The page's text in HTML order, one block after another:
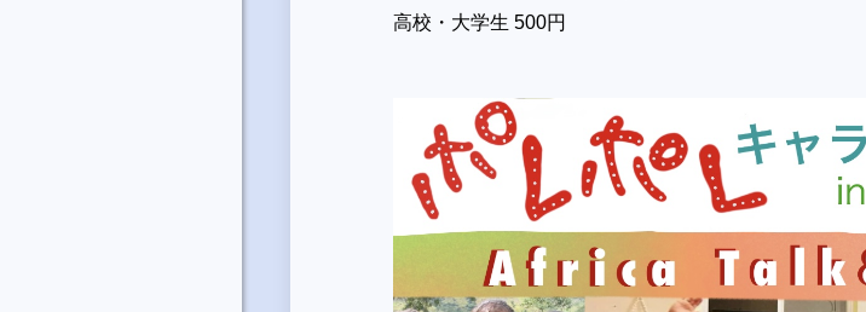
高校・大学生 500円